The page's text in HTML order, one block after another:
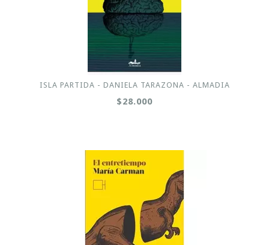
ISLA PARTIDA - DANIELA TARAZONA - ALMADIA
$28.000